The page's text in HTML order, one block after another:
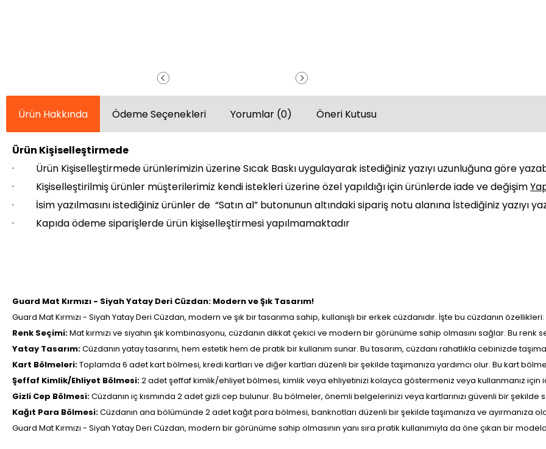
Ürün Hakkında Ödeme Seçenekleri Yorumlar (0) Öneri Kutusu
Ürün Kişiselleştirmede
· Ürün Kişiselleştirmede ürünlerimizin üzerine Sıcak Baskı uygulayarak istediğiniz yazıyı uzunluğuna göre
· Kişiselleştirilmiş ürünler müşterilerimiz kendi istekleri üzerine özel yapıldığı için ürünlerde iade ve değişim
· İsim yazılmasını istediğiniz ürünler de “Satın al” butonunun altındaki sipariş notu alanına İstediğiniz yazıyı
· Kapıda ödeme siparişlerde ürün kişiselleştirmesi yapılmamaktadır
Guard Mat Kırmızı - Siyah Yatay Deri Cüzdan: Modern ve Şık Tasarım!
Guard Mat Kırmızı - Siyah Yatay Deri Cüzdan, modern ve şık bir tasarıma sahip, kullanışlı bir erkek cüzdanıdır. İşte bu cüzdanın özellikleri:
Renk Seçimi:Mat kırmızı ve siyahın şık kombinasyonu, cüzdanın dikkat çekici ve modern bir görünüme sahip olmasını sağlar. Bu
Yatay Tasarım:Cüzdanın yatay tasarımı, hem estetik hem de pratik bir kullanım sunar. Bu tasarım, cüzdanı rahatlıkla cebinizde
Kart Bölmeleri:Toplamda 6 adet kart bölmesi, kredi kartları ve diğer kartları düzenli bir şekilde taşımanıza yardımcı olur. Bu kart
Şeffaf Kimlik/Ehliyet Bölmesi:2 adet şeffaf kimlik/ehliyet bölmesi, kimlik veya ehliyetinizi kolayca göstermeniz veya kullanmanız için
Gizli Cep Bölmesi:Cüzdanın iç kısmında 2 adet gizli cep bulunur. Bu bölmeler, önemli belgelerinizi veya kartlarınızı güvenli bir şekilde
Kağıt Para Bölmesi:Cüzdanın ana bölümünde 2 adet kağıt para bölmesi, banknotları düzenli bir şekilde taşımanıza ve ayırmanıza
Guard Mat Kırmızı - Siyah Yatay Deri Cüzdan, modern bir görünüme sahip olmasının yanı sıra pratik kullanımıyla da öne çıkan bir